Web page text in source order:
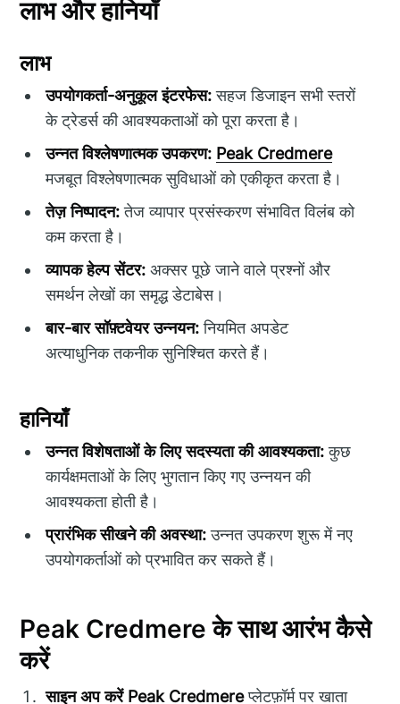
लाभ और हानियाँ
लाभ
उपयोगकर्ता-अनुकूल इंटरफेस:सहज डिजाइन सभी स्तरों
के ट्रेडर्स की आवश्यकताओं को पूरा करता है।
उन्नत विश्लेषणात्मक उपकरण: Peak Credmere
मजबूत विश्लेषणात्मक सुविधाओं को एकीकृत करता है।
तेज़ निष्पादन:तेज व्यापार प्रसंस्करण संभावित विलंब को
कम करता है।
व्यापक हेल्प सेंटर: अक्सर पूछे जाने वाले प्रश्नों और
समर्थन लेखों का समृद्ध डेटाबेस।
बार-बार सॉफ़्टवेयर उन्नयन:नियमित अपडेट
अत्याधुनिक तकनीक सुनिश्चित करते हैं।
हानियाँ
उन्नत विशेषताओं के लिए सदस्यता की आवश्यकता:कुछ
कार्यक्षमताओं के लिए भुगतान किए गए उन्नयन की
आवश्यकता होती है।
प्रारंभिक सीखने की अवस्था:उन्नत उपकरण शुरू में नए
उपयोगकर्ताओं को प्रभावित कर सकते हैं।
Peak Credmere के साथ आरंभ कैसे
करें
साइन अप करें Peak Credmereप्लेटफ़ॉर्म पर खाता